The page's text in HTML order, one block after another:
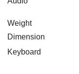
Weight
Dimension
Keyboard